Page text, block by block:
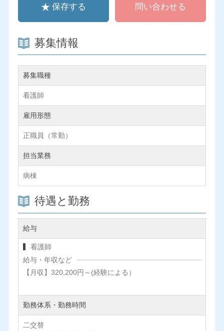
保存する 問い合わせる
募集情報
募集職種
看護師
雇用形態
正職員（常勤）
担当業務
病棟
待遇と勤務
給与
看護師
給与・年収など
【月収】320,200円～(経験による）
勤務体系・勤務時間
二交替